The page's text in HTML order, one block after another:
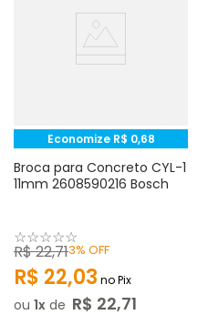
Economize R$ 0,68
Broca para Concreto CYL-1
11mm 2608590216 Bosch
☆☆☆☆☆
R$22,713% OFF
R$ 22,03 no Pix
ou 1 de R$ 22,71